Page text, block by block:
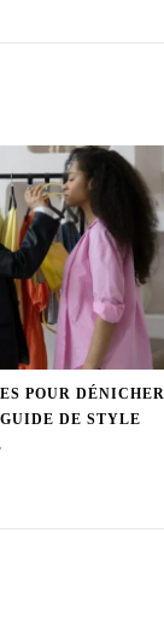
POUR DÉNICHER
DE STYLE